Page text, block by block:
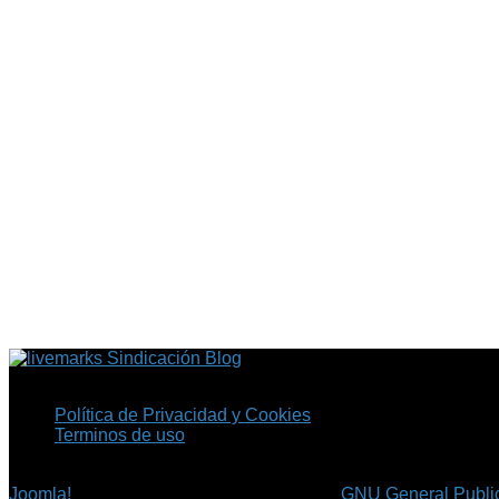
Sindicación Blog
Política de Privacidad y Cookies
Terminos de uso
Joomla!
GNU General